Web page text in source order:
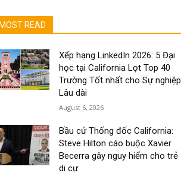
MOST READ
Xếp hạng LinkedIn 2026: 5 Đại
học tại California Lọt Top 40
Trường Tốt nhất cho Sự nghiệp
Lâu dài
August 6, 2026
Bầu cử Thống đốc California:
Steve Hilton cáo buộc Xavier
Becerra gây nguy hiểm cho trẻ
di cư